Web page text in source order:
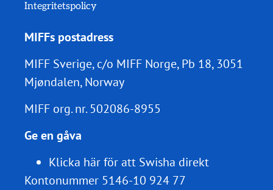
Integritetspolicy
MIFFs postadress
MIFF Sverige, c/o MIFF Norge, Pb 18, 3051
Mjøndalen, Norway
MIFF org. nr.502086-8955
Ge en gåva
Klicka här för att Swisha direkt
Kontonummer 5146-10 924 77